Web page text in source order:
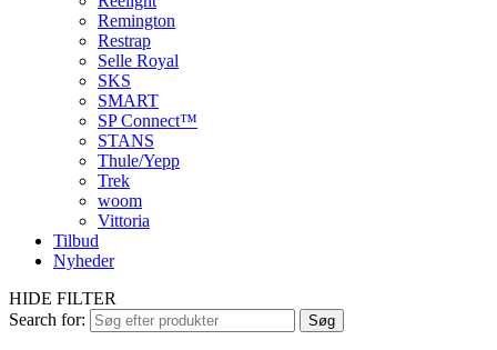
Remington
Restrap
Selle Royal
SKS
SMART
SP Connect™
STANS
Thule/Yepp
Trek
woom
Vittoria
Tilbud
Nyheder
HIDE FILTER
Search for:
Søg